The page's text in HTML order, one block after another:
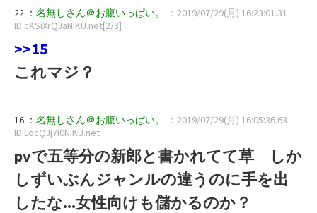
22 ： 名無しさん＠お腹いっぱい。
：2019/07/29(月) 16:23:01.31
ID:cASiXrQJaNIKU.net[2/3]
>>15
これマジ？
16 ： 名無しさん＠お腹いっぱい。
：2019/07/29(月) 16:05:36.63
ID:LocQJj7i0NIKU.net
pvで五等分の新郎と書かれてて草 しか
しずいぶんジャンルの違うのに手を出
したな...女性向けも儲かるのか？